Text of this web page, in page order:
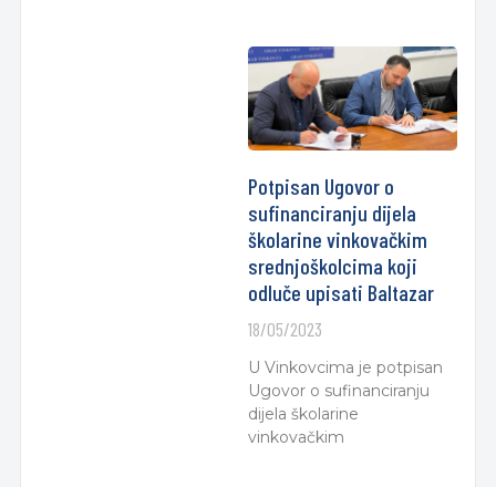
Potpisan Ugovor o
sufinanciranju dijela
školarine vinkovačkim
srednjoškolcima koji
odluče upisati Baltazar
18/05/2023
U Vinkovcima je potpisan
Ugovor o sufinanciranju
dijela školarine
vinkovačkim